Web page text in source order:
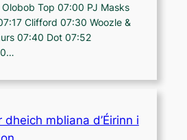
Top 07:00 PJ Masks
Clifford 07:30 Woozle &
07:40 Dot 07:52